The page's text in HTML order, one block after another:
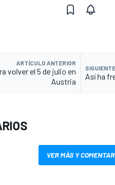
ARTÍCULO ANTERIOR
volver el 5 de julio en
Austria
Así ha
VER MÁS Y COMENTAR